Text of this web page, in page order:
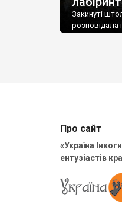
Закинуті
розповідала
Про сайт
«Україна
ентузіастів